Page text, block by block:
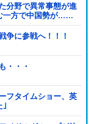
分野で異常事態が進
一方で中国勢が……
争に参戦へ！！！
・・・
フタイムショー、英
｣